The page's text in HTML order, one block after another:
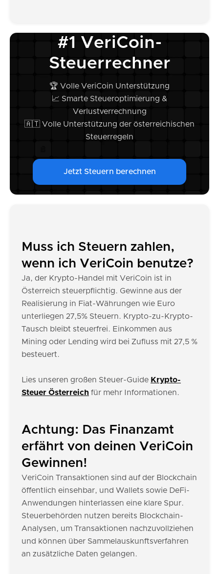
#1 VeriCoin-
Steuerrechner
🏆 Volle VeriCoin Unterstützung
📈 Smarte Steueroptimierung &
Verlustverrechnung
🇦🇹 Volle Unterstützung der österreichischen
Steuerregeln
Jetzt Steuern berechnen
Muss ich Steuern zahlen,
wenn ich VeriCoin benutze?
Ja, der Krypto-Handel mit VeriCoin ist in
Österreich steuerpflichtig. Gewinne aus der
Realisierung in Fiat-Währungen wie Euro
unterliegen 27,5% Steuern. Krypto-zu-Krypto-
Tausch bleibt steuerfrei. Einkommen aus
Mining oder Lending wird bei Zufluss mit 27,5 %
besteuert.
Lies unseren großen Steuer-Guide Krypto-
Steuer Österreich für mehr Informationen.
Achtung: Das Finanzamt
erfährt von deinen VeriCoin
Gewinnen!
VeriCoin Transaktionen sind auf der Blockchain
öffentlich einsehbar, und Wallets sowie DeFi-
Anwendungen hinterlassen eine klare Spur.
Steuerbehörden nutzen bereits Blockchain-
Analysen, um Transaktionen nachzuvollziehen
und können über Sammelauskunftsverfahren
an zusätzliche Daten gelangen.